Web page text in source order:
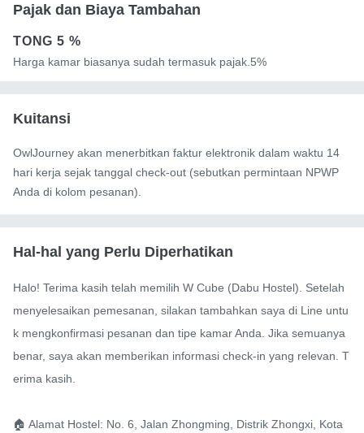
Pajak dan Biaya Tambahan
TONG 5 %
Harga kamar biasanya sudah termasuk pajak.5%
Kuitansi
OwlJourney akan menerbitkan faktur elektronik dalam waktu 14
hari kerja sejak tanggal check-out (sebutkan permintaan NPWP
Anda di kolom pesanan).
Hal-hal yang Perlu Diperhatikan
Halo! Terima kasih telah memilih W Cube (Dabu Hostel). Setelah
menyelesaikan pemesanan, silakan tambahkan saya di Line untu
k mengkonfirmasi pesanan dan tipe kamar Anda. Jika semuanya
benar, saya akan memberikan informasi check-in yang relevan. T
erima kasih.
🏠 Alamat Hostel: No. 6, Jalan Zhongming, Distrik Zhongxi, Kota